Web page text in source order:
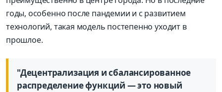
годы, особенно после пандемии и с развитием
технологий, такая модель постепенно уходит в
прошлое.
"Децентрализация и сбалансированное
распределение функций — это новый